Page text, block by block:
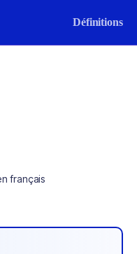
Définitions
français